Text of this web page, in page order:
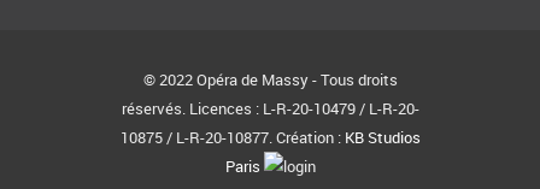
© 2022 Opéra de Massy - Tous droits
réservés. Licences : L-R-20-10479 / L-R-20-
10875 / L-R-20-10877. Création : KB Studios
Paris